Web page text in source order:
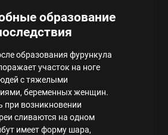
образование
образования фурункула
участок на ноге
с тяжелыми
беременных женщин.
при возникновении
сливаются на одном
имеет форму шара,